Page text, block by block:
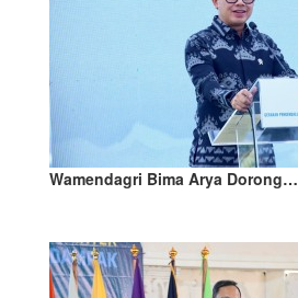
Wamendagri Bima Arya Dorong…